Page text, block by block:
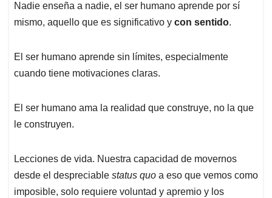
Nadie enseña a nadie, el ser humano aprende por sí
mismo, aquello que es significativo y con sentido.
El ser humano aprende sin límites, especialmente
cuando tiene motivaciones claras.
El ser humano ama la realidad que construye, no la que
le construyen.
Lecciones de vida. Nuestra capacidad de movernos
desde el despreciable status quo a eso que vemos como
imposible, solo requiere voluntad y apremio y los